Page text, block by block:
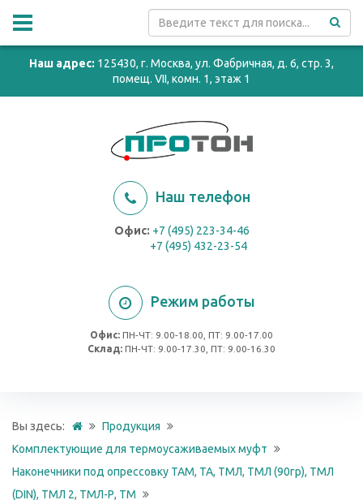
Наш адрес: 125430, г. Москва, ул. Фабричная, д. 6, стр. 3,
помещ. VII, комн. 1, этаж 1
Наш телефон
Офис: +7 (495) 223-34-46
+7 (495) 432-23-54
Режим работы
Офис: ПН-ЧТ: 9.00-18.00, ПТ: 9.00-17.00
Cклад: ПН-ЧТ: 9.00-17.30, ПТ: 9.00-16.30
Вы здесь:
Продукция
Комплектующие для термоусаживаемых муфт
Наконечники под опрессовку ТАМ, ТА, ТМЛ, ТМЛ (90гр), ТМЛ
(DIN), ТМЛ 2, ТМЛ-Р, ТМ